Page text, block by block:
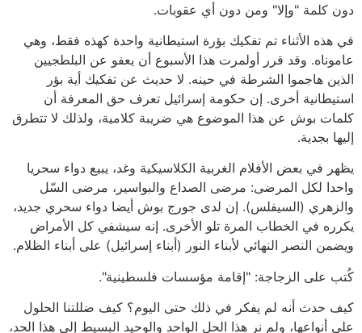
دون كلمة "وإلا" ومن دون أي عقوبات.
في هذه الأثناء تم تفكيك بؤرة استيطانية واحدة كهذه فقط، وهي
عاموناه. وقد قرر أولمرت هذا الأسبوع أن يعفو عن البلطجيين
الذين هاجموا الشرطة في حينه. لا حديث عن تفكيك أية بؤر
استيطانية أخرى. إن حكومة إسرائيل تعرف حق المعرفة أن
كلمات بوش عن هذا الموضوع هي ضريبة كلامية، ولذلك لا تتطرق
إليها بجدية.
يظهر في بعض الأفلام الغربية الكلاسيكية وغد، يبيع دواء سحريا
واحدا لكل المرضى: مرضى الصداع والبواسير، مرضى السّل
والزهري (السيفلس). إن لدى جورج بوش أيضا دواء سحري جديد،
يكرره في الخطاب المرة تلو الأخرى. إنه سيشفي كل الأمراض
ويضمن النصر النهائي لأبناء النور (أبناء إسرائيل) على أبناء الظلام.
كُتب على الزجاجة: "إقامة مؤسسات فلسطينية".
كيف حدث أنه لم يفكر في ذلك حتى اليوم؟ كيف ضللتنا الحلول
على أنواعها، ولم نر هذا الحل الواحد والوحيد البسيط إلى هذا الحد،